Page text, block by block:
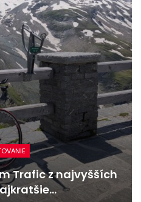
Trafic z najvyšších